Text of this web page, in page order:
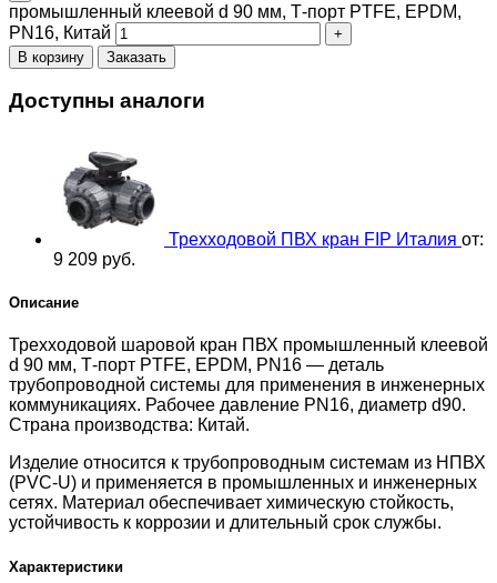
промышленный клеевой d 90 мм, Т-порт PTFE, EPDM,
PN16, Китай
В корзину Заказать
Доступны аналоги
Трехходовой ПВХ кран FIP Италия от:
9 209 руб.
Описание
Трехходовой шаровой кран ПВХ промышленный клеевой
d 90 мм, Т-порт PTFE, EPDM, PN16 — деталь
трубопроводной системы для применения в инженерных
коммуникациях. Рабочее давление PN16, диаметр d90.
Страна производства: Китай.
Изделие относится к трубопроводным системам из НПВХ
(PVC-U) и применяется в промышленных и инженерных
сетях. Материал обеспечивает химическую стойкость,
устойчивость к коррозии и длительный срок службы.
Характеристики